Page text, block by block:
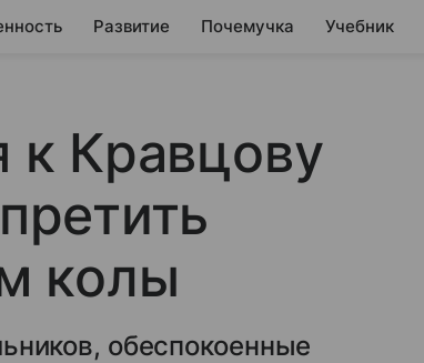
Развитие Почемучка Учебник
к Кравцову
колы
обеспокоенные